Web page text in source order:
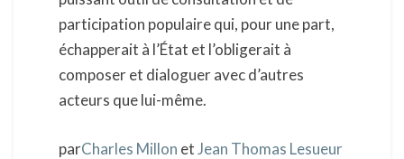
participation populaire qui, pour une part,
échapperait à l’État et l’obligerait à
composer et dialoguer avec d’autres
acteurs que lui-même.
parCharles Millon etJean Thomas Lesueur